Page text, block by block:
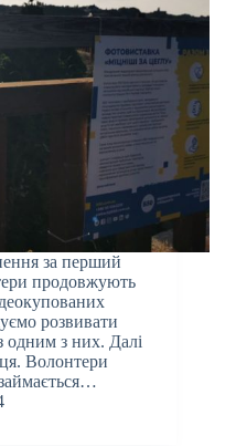
за перший
продовжують
розвивати
одним з них. Далі
Волонтери